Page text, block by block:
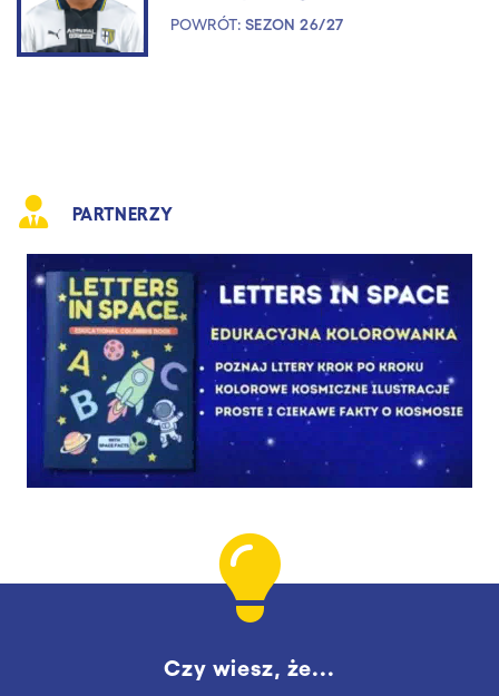
POWRÓT: SEZON 26/27
PARTNERZY
Czy wiesz, że...